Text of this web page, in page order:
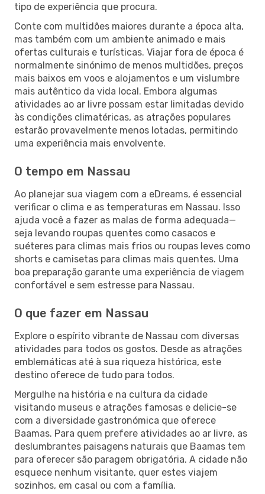
tipo de experiência que procura.
Conte com multidões maiores durante a época alta,
mas também com um ambiente animado e mais
ofertas culturais e turísticas. Viajar fora de época é
normalmente sinónimo de menos multidões, preços
mais baixos em voos e alojamentos e um vislumbre
mais autêntico da vida local. Embora algumas
atividades ao ar livre possam estar limitadas devido
às condições climatéricas, as atrações populares
estarão provavelmente menos lotadas, permitindo
uma experiência mais envolvente.
O tempo em Nassau
Ao planejar sua viagem com a eDreams, é essencial
verificar o clima e as temperaturas em Nassau. Isso
ajuda você a fazer as malas de forma adequada—
seja levando roupas quentes como casacos e
suéteres para climas mais frios ou roupas leves como
shorts e camisetas para climas mais quentes. Uma
boa preparação garante uma experiência de viagem
confortável e sem estresse para Nassau.
O que fazer em Nassau
Explore o espírito vibrante de Nassau com diversas
atividades para todos os gostos. Desde as atrações
emblemáticas até à sua riqueza histórica, este
destino oferece de tudo para todos.
Mergulhe na história e na cultura da cidade
visitando museus e atrações famosas e delicie-se
com a diversidade gastronómica que oferece
Baamas. Para quem prefere atividades ao ar livre, as
deslumbrantes paisagens naturais que Baamas tem
para oferecer são paragem obrigatória. A cidade não
esquece nenhum visitante, quer estes viajem
sozinhos, em casal ou com a família.